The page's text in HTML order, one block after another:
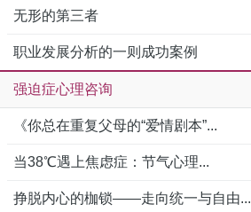
无形的第三者
职业发展分析的一则成功案例
强迫症心理咨询
《你总在重复父母的“爱情剧本”...
当38℃遇上焦虑症：节气心理...
挣脱内心的枷锁——走向统一与自由...